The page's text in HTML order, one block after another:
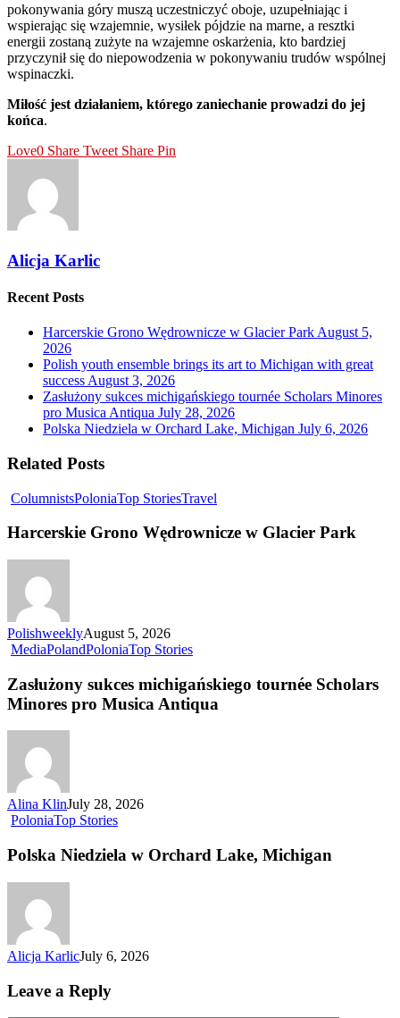
pokonywania góry muszą uczestniczyć oboje, uzupełniając i
wspierając się wzajemnie, wysiłek pójdzie na marne, a resztki
energii zostaną zużyte na wzajemne oskarżenia, kto bardziej
przyczynił się do niepowodzenia w pokonywaniu trudów wspólnej
wspinaczki.
Miłość jest działaniem, którego zaniechanie prowadzi do jej
końca.
Love0 Share Tweet Share Pin
Alicja Karlic
Recent Posts
Harcerskie Grono Wędrownicze w Glacier Park August 5,
2026
Polish youth ensemble brings its art to Michigan with great
success August 3, 2026
Zasłużony sukces michigańskiego tournée Scholars Minores
pro Musica Antiqua July 28, 2026
Polska Niedziela w Orchard Lake, Michigan July 6, 2026
Related Posts
ColumnistsPoloniaTop StoriesTravel
Harcerskie Grono Wędrownicze w Glacier Park
PolishweeklyAugust 5, 2026
MediaPolandPoloniaTop Stories
Zasłużony sukces michigańskiego tournée Scholars
Minores pro Musica Antiqua
Alina KlinJuly 28, 2026
PoloniaTop Stories
Polska Niedziela w Orchard Lake, Michigan
Alicja KarlicJuly 6, 2026
Leave a Reply